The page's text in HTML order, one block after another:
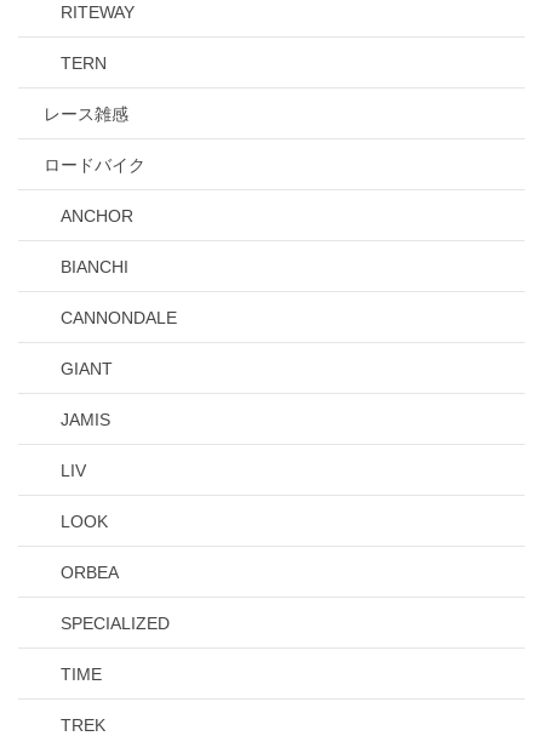
RITEWAY
TERN
レース雑感
ロードバイク
ANCHOR
BIANCHI
CANNONDALE
GIANT
JAMIS
LIV
LOOK
ORBEA
SPECIALIZED
TIME
TREK